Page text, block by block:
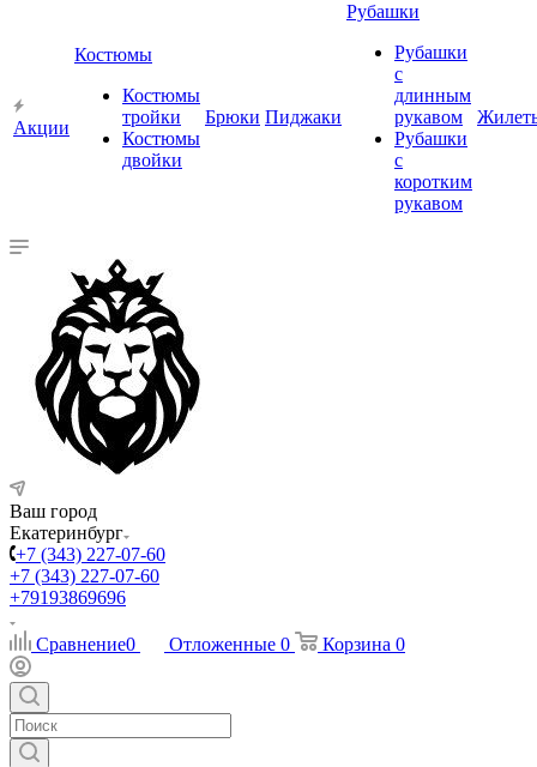
Акции
Костюмы
Костюмы
тройки
Костюмы
двойки
Брюки Пиджаки
Рубашки
Рубашки
с
длинным
рукавом
Рубашки
с
коротким
рукавом
Ваш город
Екатеринбург
+7 (343) 227-07-60
+7 (343) 227-07-60
+79193869696
Сравнение0 Отложенные 0 Корзина 0